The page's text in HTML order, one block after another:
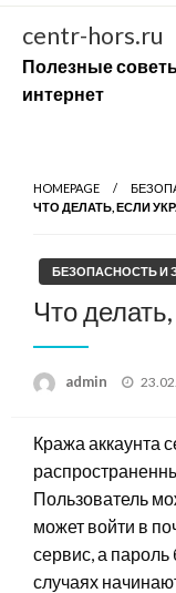
Skip
content
centr-hors.ru
Полезные
интернет
HOMEPAGE
ЧТО ДЕЛАТЬ, ЕСЛИ
БЕЗОПАСНОСТЬ И
Что
admin
Кража аккаунта
Пользователь
может войти в
сервис, а
случаях